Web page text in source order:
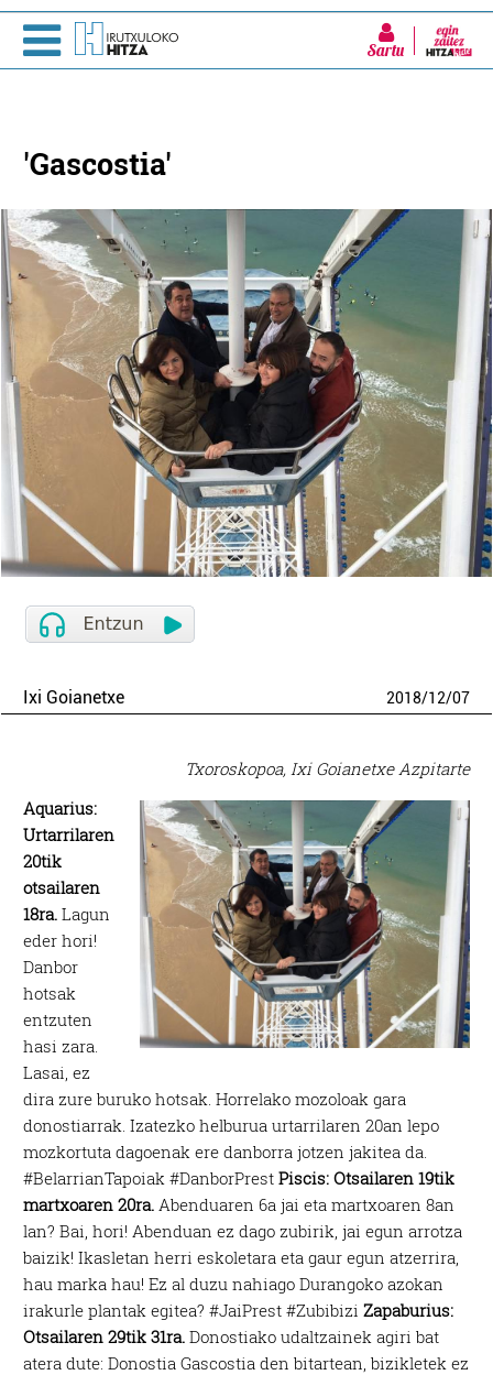
Sartu
'Gascostia'
Ixi Goianetxe 2018/12/07
Txoroskopoa, Ixi Goianetxe Azpitarte
Aquarius:
Urtarrilaren
20tik
otsailaren
18ra. Lagun
eder hori!
Danbor
hotsak
entzuten
hasi zara.
Lasai, ez
dira zure buruko hotsak. Horrelako mozoloak gara
donostiarrak. Izatezko helburua urtarrilaren 20an lepo
mozkortuta dagoenak ere danborra jotzen jakitea da.
#BelarrianTapoiak #DanborPrestPiscis: Otsailaren 19tik
martxoaren 20ra. Abenduaren 6a jai eta martxoaren 8an
lan? Bai, hori! Abenduan ez dago zubirik, jai egun arrotza
baizik! Ikasletan herri eskoletara eta gaur egun atzerrira,
hau marka hau! Ez al duzu nahiago Durangoko azokan
irakurle plantak egitea? #JaiPrest #ZubibiziZapaburius:
Otsailaren 29tik 31ra. Donostiako udaltzainek agiri bat
atera dute: Donostia Gascostia den bitartean, bizikletek ez